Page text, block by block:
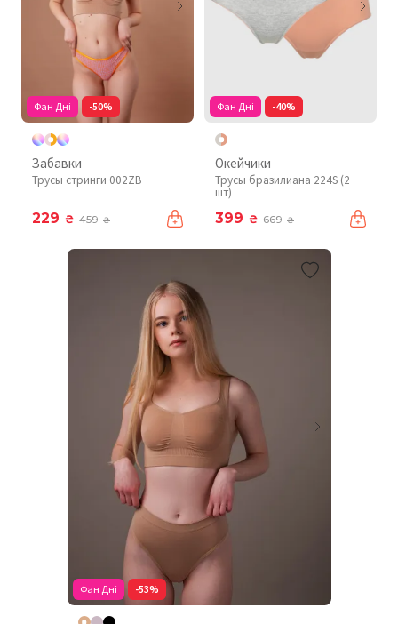
Фан Дні -50%
Забавки
Трусы стринги 002ZB
229 ₴ 459₴
Фан Дні -40%
Окейчики
Трусы бразилиана 224S (2
шт)
399 ₴ 669₴
Фан Дні -53%